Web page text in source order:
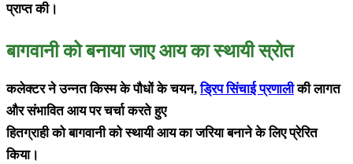
प्राप्त की।
बागवानी को बनाया जाए आय का स्थायी स्रोत
कलेक्टर ने उन्नत किस्म के पौधों के चयन,ड्रिप सिंचाई प्रणालीकी लागत
और संभावित आय पर चर्चा करते हुए
हितग्राही को बागवानी को स्थायी आय का जरिया बनाने के लिए प्रेरित
किया।